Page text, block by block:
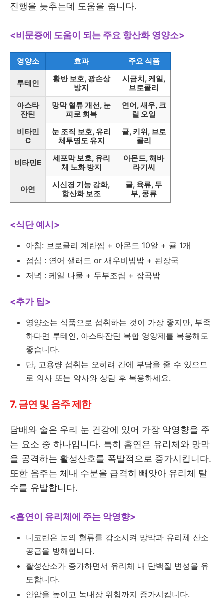
진행을 늦추는데 도움을 줍니다.
<비문증에 도움이 되는 주요 항산화 영양소>
영양소 효과 주요 식품
루테인
황반 보호, 광손상
방지
시금치, 케일,
브로콜리
아스타
잔틴
망막 혈류 개선, 눈
피로 회복
연어, 새우, 크
릴 오일
비타민
C
눈 조직 보호, 유리
체투명도 유지
귤, 키위, 브로
콜리
비타민E
세포막 보호, 유리
체 노화 방지
아몬드, 해바
라기씨
아연
시신경 기능 강화,
항산화 보조
굴, 육류, 두
부, 콩류
<식단 예시>
아침: 브로콜리 계란찜 + 아몬드 10알 + 귤 1개
점심 : 연어 샐러드 or 새우비빔밥 + 된장국
저녁 : 케일 나물 + 두부조림 + 잡곡밥
<추가 팁>
영양소는 식품으로 섭취하는 것이 가장 좋지만, 부족
하다면 루테인, 아스타잔틴 복합 영양제를 복용해도
좋습니다.
단, 고용량 섭취는 오히려 간에 부담을 줄 수 있으므
로 의사 또는 약사와 상담 후 복용하세요.
7. 금연 및 음주 제한
담배와 술은 우리 눈 건강에 있어 가장 악영향을 주
는 요소 중 하나입니다. 특히 흡연은 유리체와 망막
을 공격하는 활성산호를 폭발적으로 증가시킵니다.
또한 음주는 체내 수분을 급격히 빼앗아 유리체 탈
수를 유발합니다.
<흡연이 유리체에 주는 악영향>
니코틴은 눈의 혈류를 감소시켜 망막과 유리체 산소
공급을 방해합니다.
활성산소가 증가하면서 유리체 내 단백질 변성을 유
도합니다.
안압을 높이고 녹내장 위험까지 증가시킵니다.